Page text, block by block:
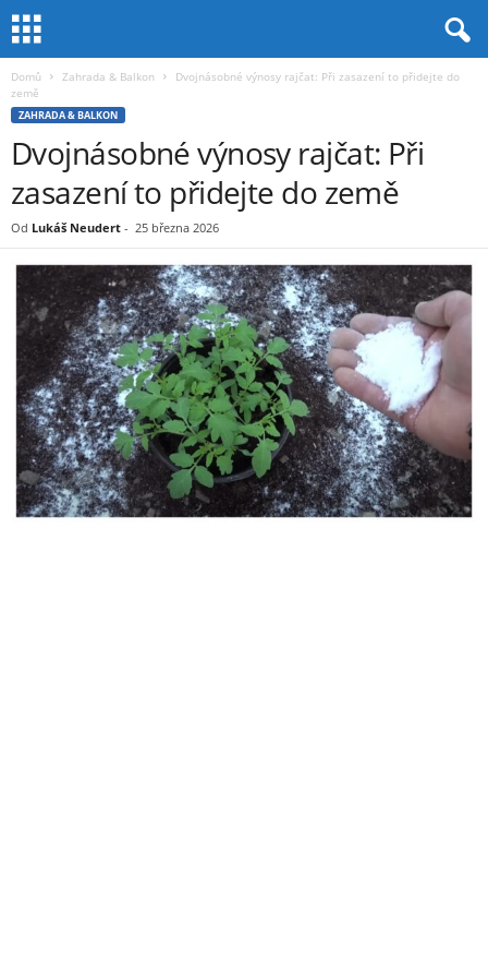
Domů Zahrada & Balkon
Dvojnásobné výnosy rajčat: Při zasazení to přidejte do
země
ZAHRADA & BALKON
Dvojnásobné výnosy rajčat: Při
zasazení to přidejte do země
Od Lukáš Neudert - 25 března 2026